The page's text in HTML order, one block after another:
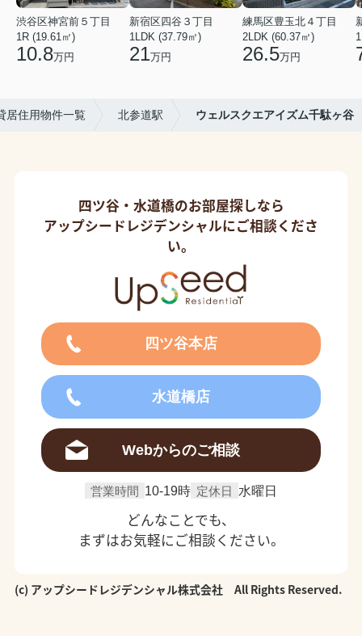
渋谷区神宮前５丁目
1R (19.61㎡)
10.8万円
新宿区四谷３丁目
1LDK (37.79㎡)
21万円
練馬区豊玉北４丁目
2LDK (60.37㎡)
26.5万円
居住用物件一覧 北参道駅 ウェルスクエアイズム千駄ヶ谷
四ツ谷・水道橋のお部屋探しなら
アップシードレジデンシャルにご相談くださ
い。
四ツ谷本店
水道橋店
Webからのご相談
営業時間 10-19時 定休日 水曜日
どんなことでも、
まずはお気軽にご相談ください。
(c) アップシードレジデンシャル株式会社 All Rights Reserved.